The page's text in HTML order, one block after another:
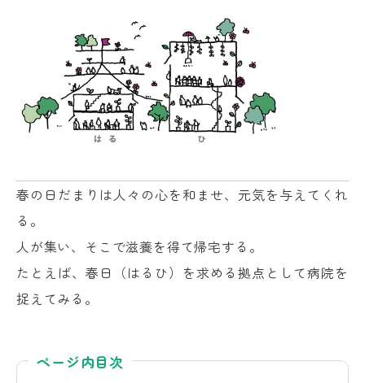
春の日だまりは人々の心を和ませ、元気を与えてくれ
る。
人が集い、そこで滋養を得て帰宅する。
たとえば、春日（はるひ）を求める拠点として病院を
捉えてみる。
ページ内目次